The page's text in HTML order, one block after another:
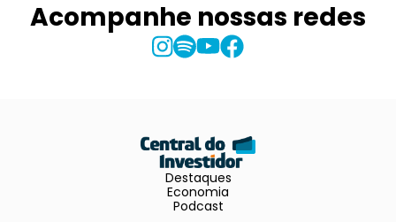
Acompanhe nossas redes
Destaques
Economia
Podcast